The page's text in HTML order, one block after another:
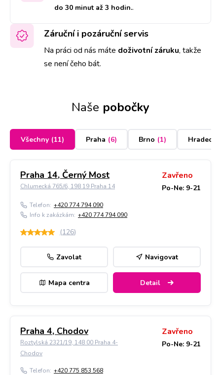
do 30 minut až 3 hodin..
Záruční i pozáruční servis
Na práci od nás máte doživotní záruku, takže
se není čeho bát.
Naše pobočky
Všechny (11) Praha (6) Brno (1) Hradec
Praha 14, Černý Most
Chlumecká 765/6, 198 19 Praha 14
Zavřeno
Po-Ne: 9-21
Telefon: +420 774 794 090
Info k zakázkám: +420 774 794 090
(126)
Zavolat Navigovat
Mapa centra Detail
Praha 4, Chodov
Roztylská 2321/19, 148 00 Praha 4-
Chodov
Zavřeno
Po-Ne: 9-21
Telefon: +420 775 853 568